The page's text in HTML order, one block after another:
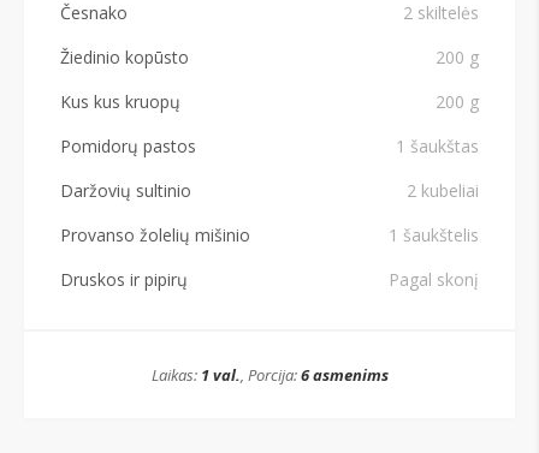
Česnako
2 skiltelės
Žiedinio kopūsto
200 g
Kus kus kruopų
200 g
Pomidorų pastos
1 šaukštas
Daržovių sultinio
2 kubeliai
Provanso žolelių mišinio
1 šaukštelis
Druskos ir pipirų
Pagal skonį
Laikas: 1 val., Porcija:6 asmenims